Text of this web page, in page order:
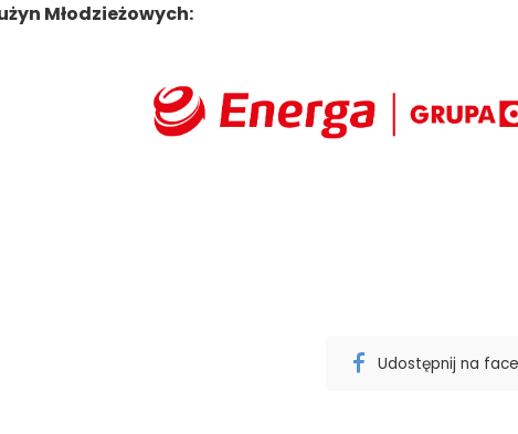
Młodzieżowych:
Udostępnij na